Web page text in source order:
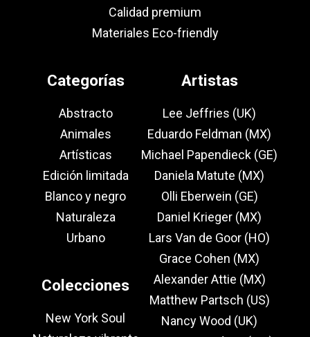
Calidad premium
Materiales Eco-friendly
Categorías
Abstracto
Animales
Artísticas
Edición limitada
Blanco y negro
Naturaleza
Urbano
Colecciones
New York Soul
Artistas
Lee Jeffries (UK)
Eduardo Feldman (MX)
Michael Papendieck (GE)
Daniela Matute (MX)
Olli Eberwein (GE)
Daniel Krieger (MX)
Lars Van de Goor (HO)
Grace Cohen (MX)
Alexander Attie (MX)
Matthew Partsch (US)
Nancy Wood (UK)